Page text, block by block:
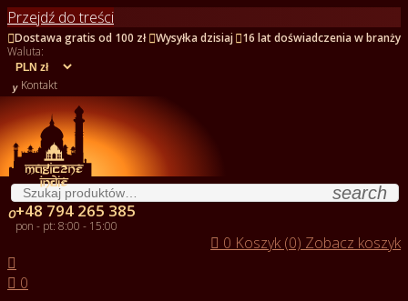
Przejdź do treści
Dostawa gratis od 100 zł Wysyłka dzisiaj 16 lat doświadczenia w branży
Waluta:
 Kontakt
search
+48 794 265 385
pon - pt: 8:00 - 15:00
 0 Koszyk (0) Zobacz koszyk

 0